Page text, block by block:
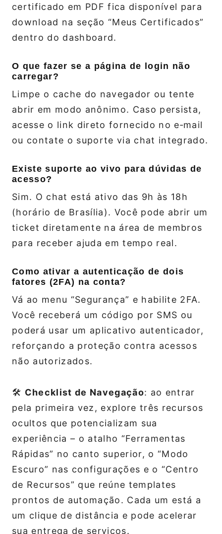
certificado em PDF fica disponível para
download na seção “Meus Certificados”
dentro do dashboard.
O que fazer se a página de login não
carregar?
Limpe o cache do navegador ou tente
abrir em modo anônimo. Caso persista,
acesse o link direto fornecido no e‑mail
ou contate o suporte via chat integrado.
Existe suporte ao vivo para dúvidas de
acesso?
Sim. O chat está ativo das 9h às 18h
(horário de Brasília). Você pode abrir um
ticket diretamente na área de membros
para receber ajuda em tempo real.
Como ativar a autenticação de dois
fatores (2FA) na conta?
Vá ao menu “Segurança” e habilite 2FA.
Você receberá um código por SMS ou
poderá usar um aplicativo autenticador,
reforçando a proteção contra acessos
não autorizados.
🛠️ Checklist de Navegação: ao entrar
pela primeira vez, explore três recursos
ocultos que potencializam sua
experiência – o atalho “Ferramentas
Rápidas” no canto superior, o “Modo
Escuro” nas configurações e o “Centro
de Recursos” que reúne templates
prontos de automação. Cada um está a
um clique de distância e pode acelerar
sua entrega de serviços.